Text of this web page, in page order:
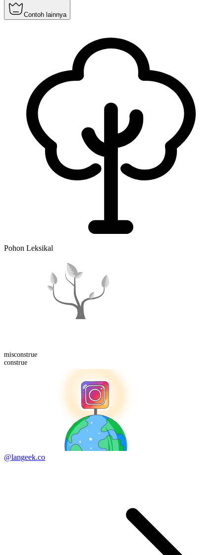
Contoh lainnya
Pohon Leksikal
misconstrue
construe
@langeek.co